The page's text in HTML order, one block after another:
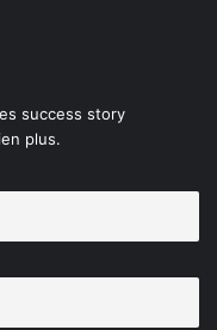
success story
plus.